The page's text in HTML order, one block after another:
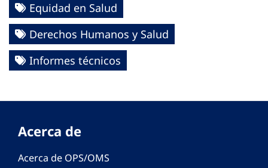
Equidad en Salud
Derechos Humanos y Salud
Informes técnicos
Acerca de
Acerca de OPS/OMS